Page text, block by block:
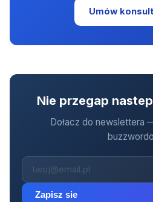
Umów
Nie przegap
Dołacz do newslettera
Zapisz sie